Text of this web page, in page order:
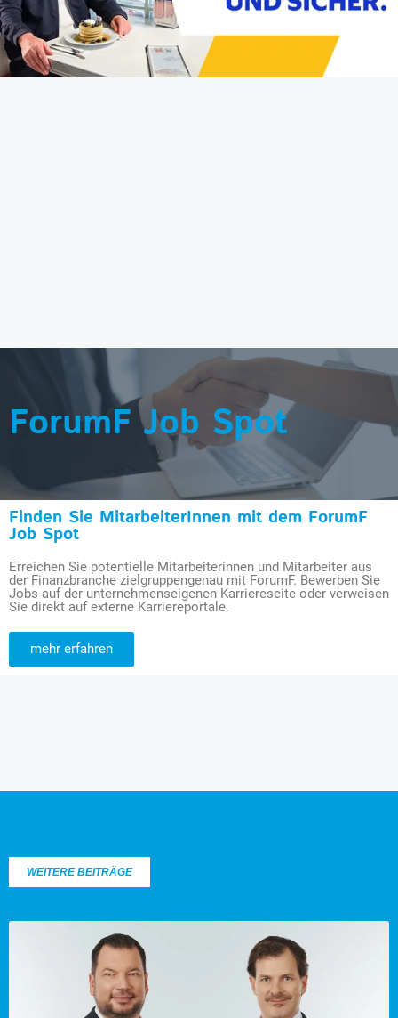
ForumF Job Spot
Finden Sie MitarbeiterInnen mit dem ForumF
Job Spot
Erreichen Sie potentielle Mitarbeiterinnen und Mitarbeiter aus
der Finanzbranche zielgruppengenau mit ForumF. Bewerben Sie
Jobs auf der unternehmenseigenen Karriereseite oder verweisen
Sie direkt auf externe Karriereportale.
mehr erfahren
WEITERE BEITRÄGE